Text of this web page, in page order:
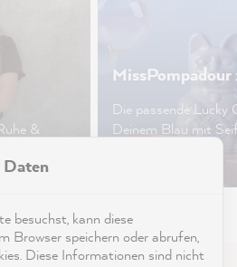
&
MissPompadour
Die passende Lucky
Deinem Blau mit
Daten
besuchst, kann diese
Browser speichern oder abrufen,
Diese Informationen sind nicht
reviews-io